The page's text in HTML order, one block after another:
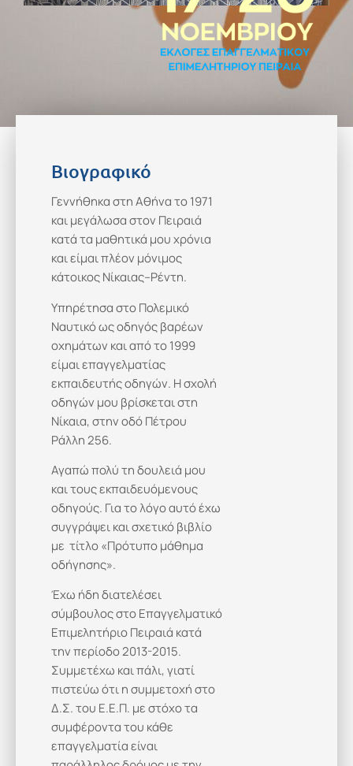
Βιογραφικό
Γεννήθηκα στη Αθήνα το 1971
και μεγάλωσα στον Πειραιά
κατά τα μαθητικά μου χρόνια
και είμαι πλέον μόνιμος
κάτοικος Νίκαιας–Ρέντη.
Υπηρέτησα στο Πολεμικό
Ναυτικό ως οδηγός βαρέων
οχημάτων και από το 1999
είμαι επαγγελματίας
εκπαιδευτής οδηγών. Η σχολή
οδηγών μου βρίσκεται στη
Νίκαια, στην οδό Πέτρου
Ράλλη 256.
Αγαπώ πολύ τη δουλειά μου
και τους εκπαιδευόμενους
οδηγούς. Για το λόγο αυτό έχω
συγγράψει και σχετικό βιβλίο
με τίτλο «Πρότυπο μάθημα
οδήγησης».
Έχω ήδη διατελέσει
σύμβουλος στο Επαγγελματικό
Επιμελητήριο Πειραιά κατά
την περίοδο 2013-2015.
Συμμετέχω και πάλι, γιατί
πιστεύω ότι η συμμετοχή στο
Δ.Σ. του Ε.Ε.Π. με στόχο τα
συμφέροντα του κάθε
επαγγελματία είναι